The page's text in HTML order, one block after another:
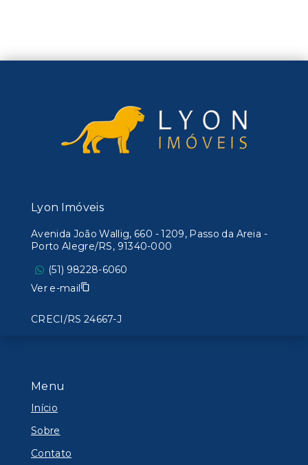
Menu
Início
Sobre
Contato
Lyon Imóveis
Avenida João Wallig, 660 - 1209, Passo da Areia -
Porto Alegre/RS, 91340-000
(51) 98228-6060
Ver e-mail
CRECI/RS 24667-J